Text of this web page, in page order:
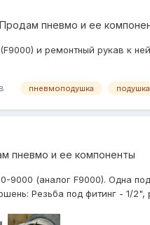
Продам пневмо и ее
и ремонтный рукав к
пневмоподушка подушка
пневмо и ее компоненты
9000 (аналог F9000). Одна
Резьба под фитинг - 1/